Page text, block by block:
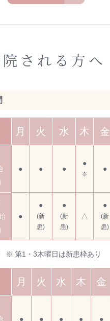
される方へ
月 火 水 木 金
● ● ●
●
※
●
●
●
(新
患)
●
(新
患)
△
●
(新
患)
第1・3木曜日は新患枠あり
月 火 水 木 金
● ● ● ● ●